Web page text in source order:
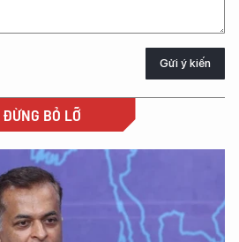
Gửi ý kiến
ĐỪNG BỎ LỠ